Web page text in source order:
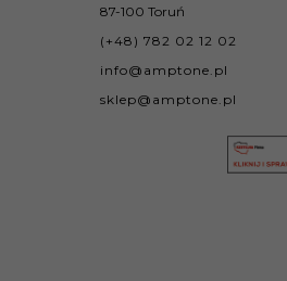
87-100 Toruń
(+48) 782 02 12 02
info@amptone.pl
sklep@amptone.pl